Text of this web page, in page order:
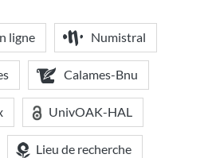
ligne Numistral
Calames-Bnu
UnivOAK-HAL
Lieu de recherche